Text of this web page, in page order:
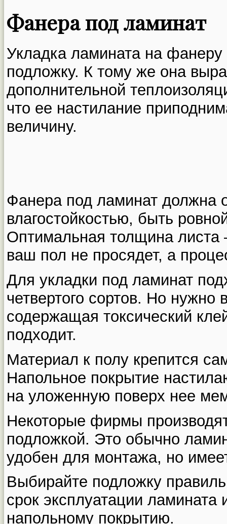
Фанера под ламинат
Укладка ламината на
подложку. К тому же она
дополнительной
что ее настилание
величину.
Фанера под ламинат должна
влагостойкостью, быть
Оптимальная толщина
ваш пол не просядет, а
Для укладки под ламинат
четвертого сортов. Но
содержащая токсический
подходит.
Материал к полу крепится
Напольное покрытие
на уложенную поверх нее
Некоторые фирмы
подложкой. Это обычно
удобен для монтажа, но
Выбирайте подложку
срок эксплуатации
напольному покрытию.